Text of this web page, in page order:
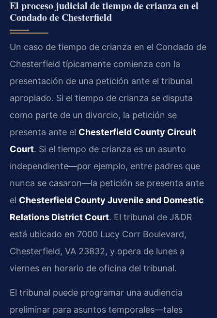
El proceso judicial de tiempo de crianza en el
Condado de Chesterfield
Un caso de tiempo de crianza en el Condado de
Chesterfield típicamente comienza con la
presentación de una petición ante el tribunal
apropiado. Si el tiempo de crianza se disputa
como parte de un divorcio, la petición se
presenta ante el Chesterfield County Circuit
Court. Si el tiempo de crianza es un asunto
independiente—por ejemplo, entre padres que
nunca se casaron—la petición se presenta ante
el Chesterfield County Juvenile and Domestic
Relations District Court. El tribunal de J&DR
está ubicado en 7000 Lucy Corr Boulevard,
Chesterfield, VA 23832, y opera de lunes a
viernes en horario de oficina del tribunal.
El tribunal puede programar una audiencia
preliminar para asuntos temporales—tales